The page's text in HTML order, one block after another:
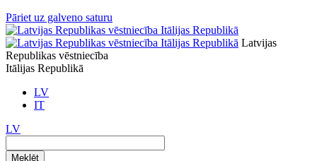
Pāriet uz galveno saturu
Latvijas
Republikas vēstniecība
Itālijas Republikā
LV
IT
LV
Meklēt